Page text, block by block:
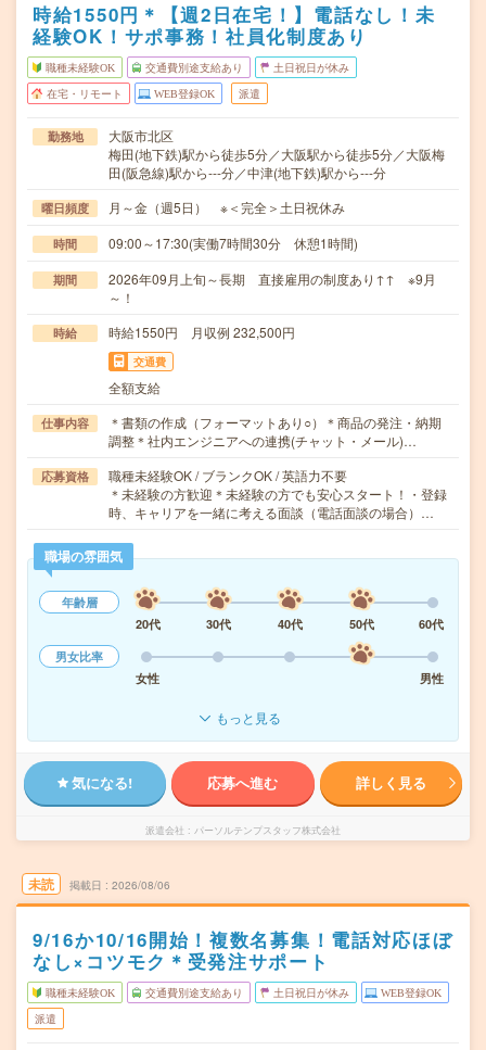
時給1550円＊【週2日在宅！】電話なし！未
経験OK！サポ事務！社員化制度あり
職種未経験OK 交通費別途支給あり 土日祝日が休み
在宅・リモート WEB登録OK 派遣
勤務地
大阪市北区
梅田(地下鉄)駅から徒歩5分／大阪駅から徒歩5分／大阪梅
田(阪急線)駅から---分／中津(地下鉄)駅から---分
曜日頻度 月～金（週5日） ※＜完全＞土日祝休み
時間 09:00～17:30(実働7時間30分 休憩1時間)
期間
2026年09月上旬～長期 直接雇用の制度あり↑↑ ※9月
～！
時給 時給1550円 月収例 232,500円
交通費
全額支給
仕事内容
＊書類の作成（フォーマットあり○）＊商品の発注・納期
調整＊社内エンジニアへの連携(チャット・メール)…
応募資格
職種未経験OK / ブランクOK / 英語力不要
＊未経験の方歓迎＊未経験の方でも安心スタート！・登録
時、キャリアを一緒に考える面談（電話面談の場合）…
職場の雰囲気
年齢層
20代
30代 40代 50代
60代
男女比率
女性
男性
もっと見る
気になる! 応募へ進む 詳しく見る
派遣会社 パーソルテンプスタッフ株式会社
未読 掲載日 2026/08/06
9/16か10/16開始！複数名募集！電話対応ほぼ
なし×コツモク＊受発注サポート
職種未経験OK 交通費別途支給あり 土日祝日が休み WEB登録OK
派遣